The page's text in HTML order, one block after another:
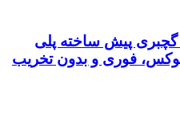
گچبری پیش ساخته پلی
فوری و بدون تخریب